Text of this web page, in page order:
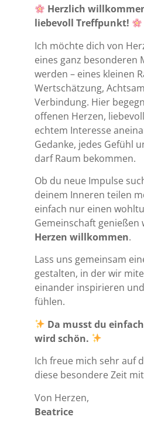
Herzlich
liebevoll Treffpunkt!
Ich möchte dich von
eines ganz besonderen
werden – eines kleinen
Wertschätzung,
Verbindung. Hier
offenen Herzen,
echtem Interesse
Gedanke, jedes Gefühl
darf Raum bekommen.
Ob du neue Impulse
deinem Inneren teilen
einfach nur einen
Gemeinschaft genießen
Herzen willkommen.
Lass uns gemeinsam
gestalten, in der wir
einander inspirieren
fühlen.
Da musst du
wird schön.
Ich freue mich sehr auf
diese besondere Zeit
Von Herzen,
Beatrice